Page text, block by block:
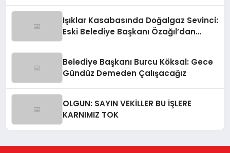
Işıklar Kasabasında Doğalgaz Sevinci:
Eski Belediye Başkanı Özağıl’dan
Belediye Başkanı Burcu Köksal: Gece
Gündüz Demeden Çalışacağız
OLGUN: SAYIN VEKİLLER BU İŞLERE
KARNIMIZ TOK